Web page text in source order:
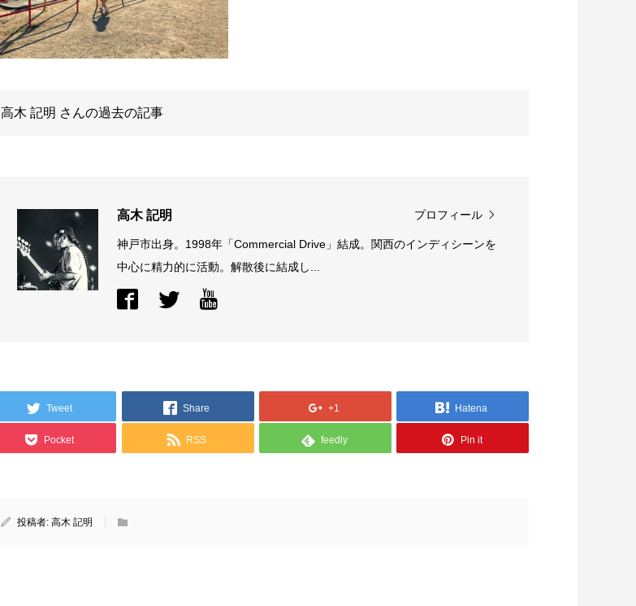
高木 記明 さんの過去の記事
高木 記明 プロフィール
神戸市出身。1998年「Commercial Drive」結成。関西のインディシーンを
中心に精力的に活動。解散後に結成し...
Tweet Share +1 Hatena
Pocket RSS feedly Pin it
投稿者:高木 記明